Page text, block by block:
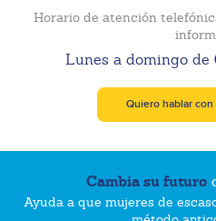
Horario de atención
Lunes a domingo de
Quiero hablar con
Cambia su futuro
Ayuda a que mujeres de